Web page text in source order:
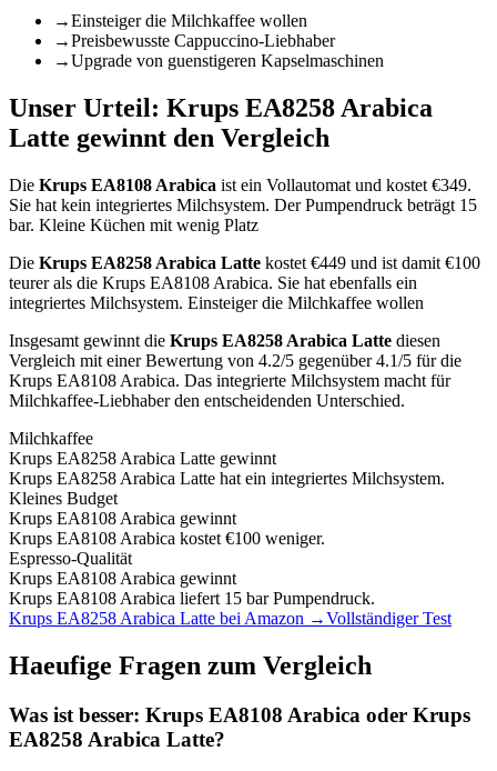
→Einsteiger die Milchkaffee wollen
→Preisbewusste Cappuccino-Liebhaber
→Upgrade von guenstigeren Kapselmaschinen
Unser Urteil: Krups EA8258 Arabica
Latte gewinnt den Vergleich
Die Krups EA8108 Arabica ist ein Vollautomat und kostet €349.
Sie hat kein integriertes Milchsystem. Der Pumpendruck beträgt 15
bar. Kleine Küchen mit wenig Platz
Die Krups EA8258 Arabica Latte kostet €449 und ist damit €100
teurer als die Krups EA8108 Arabica. Sie hat ebenfalls ein
integriertes Milchsystem. Einsteiger die Milchkaffee wollen
Insgesamt gewinnt die Krups EA8258 Arabica Latte diesen
Vergleich mit einer Bewertung von 4.2/5 gegenüber4.1/5 für die
Krups EA8108 Arabica. Das integrierte Milchsystem macht für
Milchkaffee-Liebhaber den entscheidenden Unterschied.
Milchkaffee
Krups EA8258 Arabica Latte gewinnt
Krups EA8258 Arabica Latte hat ein integriertes Milchsystem.
Kleines Budget
Krups EA8108 Arabica gewinnt
Krups EA8108 Arabica kostet €100 weniger.
Espresso-Qualität
Krups EA8108 Arabica gewinnt
Krups EA8108 Arabica liefert 15 bar Pumpendruck.
Krups EA8258 Arabica Latte bei Amazon →Vollständiger Test
Haeufige Fragen zum Vergleich
Was ist besser: Krups EA8108 Arabica oder Krups
EA8258 Arabica Latte?